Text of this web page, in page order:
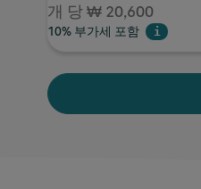
개 당 ₩ 20,600
10% 부가세 포함 i